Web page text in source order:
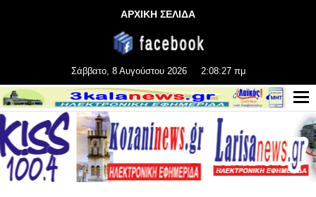
ΑΡΧΙΚΗ ΣΕΛΙΔΑ
Σάββατο, 8 Αυγούστου 2026 2:08:27 πμ